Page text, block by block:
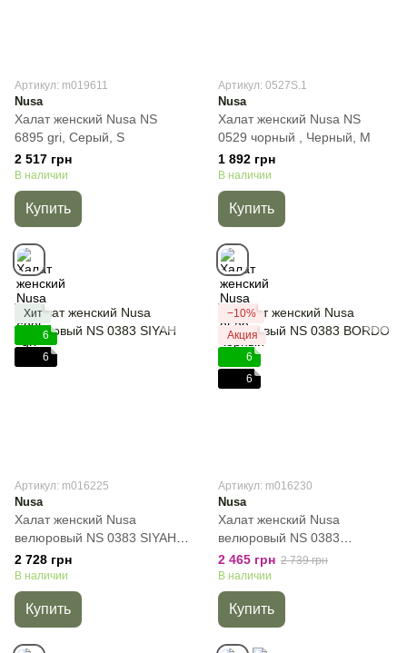
Артикул: m019611
Nusa
Халат женский Nusa NS
6895 gri, Cерый, S
2 517 грн
В наличии
Купить
Артикул: 0527S.1
Nusa
Халат женский Nusa NS
0529 чорный , Черный, M
1 892 грн
В наличии
Купить
Хит
6
6
Артикул: m016225
Nusa
Халат женский Nusa
велюровый NS 0383 SIYAH,
Черный, S
2 728 грн
В наличии
Купить
−10%
Акция
6
6
Артикул: m016230
Nusa
Халат женский Nusa
велюровый NS 0383
BORDO, Бордовый, S
2 465 грн 2 739 грн
В наличии
Купить